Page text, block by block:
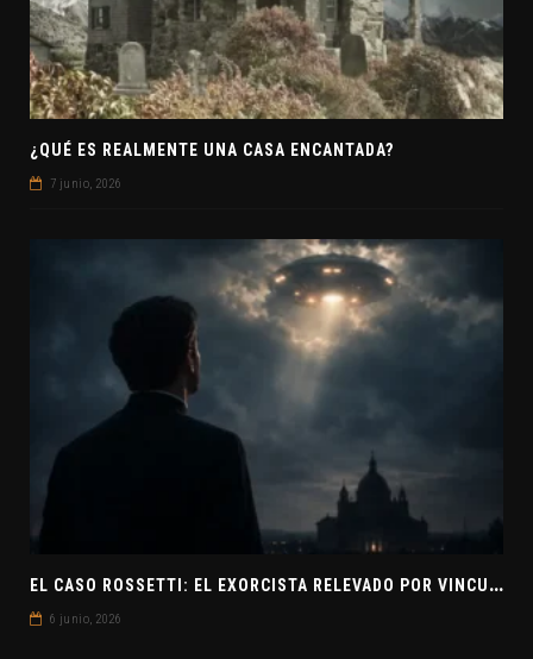
¿QUÉ ES REALMENTE UNA CASA ENCANTADA?
7 junio, 2026
E
L CASO ROSSETTI: EL EXORCISTA RELEVADO POR VINCULAR OVNIS Y DEMONIOS
6 junio, 2026